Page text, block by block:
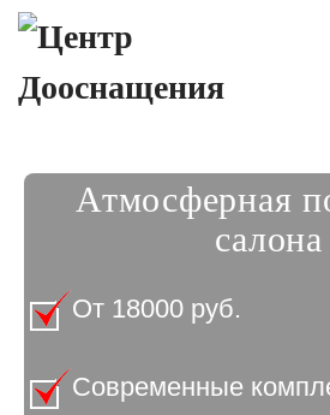
Атмосферная
салона
От 18000 руб.
Современные